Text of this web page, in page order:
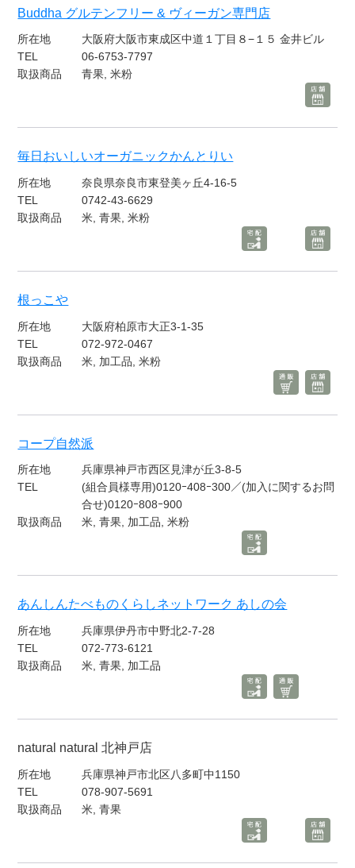
Buddha グルテンフリー & ヴィーガン専門店
所在地
大阪府大阪市東成区中道１丁目８−１５ 金井ビル
TEL
06-6753-7797
取扱商品
青果, 米粉
毎日おいしいオーガニックかんとりい
所在地
奈良県奈良市東登美ヶ丘4-16-5
TEL
0742-43-6629
取扱商品
米, 青果, 米粉
根っこや
所在地
大阪府柏原市大正3-1-35
TEL
072-972-0467
取扱商品
米, 加工品, 米粉
コープ自然派
所在地
兵庫県神戸市西区見津が丘3-8-5
TEL
(組合員様専用)0120ｰ408ｰ300／(加入に関するお問
合せ)0120ｰ808ｰ900
取扱商品
米, 青果, 加工品, 米粉
あんしんたべものくらしネットワーク あしの会
所在地
兵庫県伊丹市中野北2-7-28
TEL
072-773-6121
取扱商品
米, 青果, 加工品
natural natural 北神戸店
所在地
兵庫県神戸市北区八多町中1150
TEL
078-907-5691
取扱商品
米, 青果